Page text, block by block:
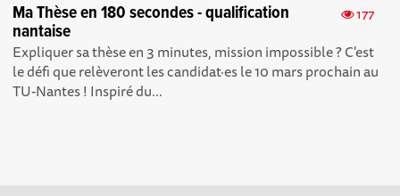
177
Ma Thèse en 180 secondes - qualification
nantaise
Expliquer sa thèse en 3 minutes, mission impossible ? C'est
le défi que relèveront les candidat·es le 10 mars prochain au
TU-Nantes ! Inspiré du...